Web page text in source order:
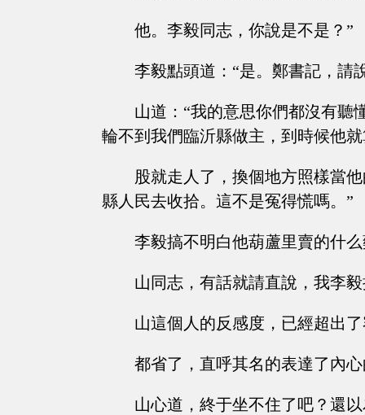
他。李毅同志，你說是不是？”
李毅點頭道：“是。鄭書記，請
山道：“我的意思你們都沒有聽
輪不到我們臨沂縣做主，到時候他
股就走人了，換個地方照樣當
縣人民去收拾。這不是冤得慌嗎。”
李毅搞不明白他葫蘆里賣的什
山同志，有話就請直說，我李
山這個人的反感度，已經超出
都省了，直呼其名的表達了內
山心道，終于坐不住了吧？還